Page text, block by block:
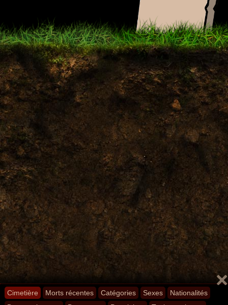
Cimetière Morts récentes Catégories Sexes
Nationalités